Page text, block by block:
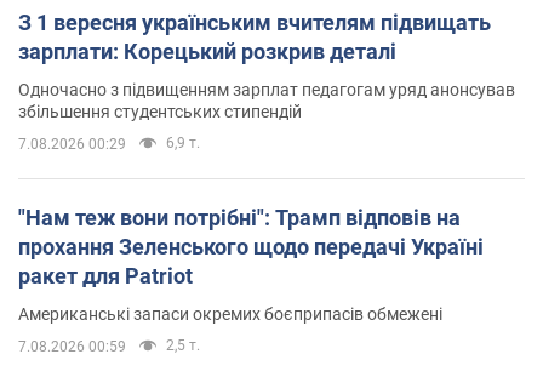
З 1 вересня українським вчителям підвищать
зарплати: Корецький розкрив деталі
Одночасно з підвищенням зарплат педагогам уряд анонсував
збільшення студентських стипендій
7.08.2026 00:29 6,9 т.
"Нам теж вони потрібні": Трамп відповів на
прохання Зеленського щодо передачі Україні
ракет для Patriot
Американські запаси окремих боєприпасів обмежені
7.08.2026 00:59 2,5 т.